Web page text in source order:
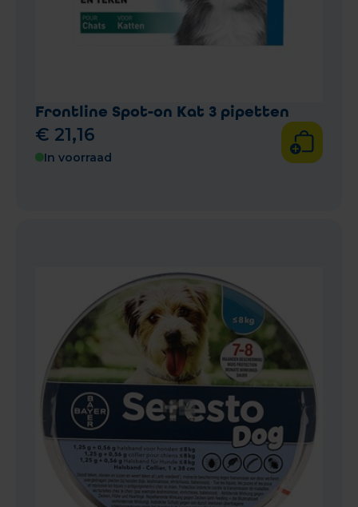
Frontline Spot-on Kat 3 pipetten
€ 21,16
In voorraad